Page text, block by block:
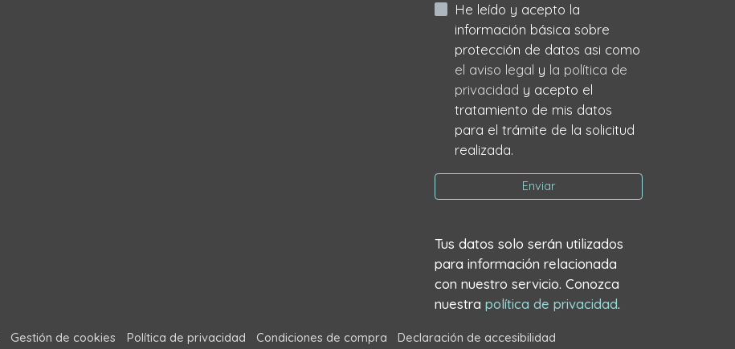
He leído y acepto la
información básica sobre
protección de datos asi como
el aviso legal y la política de
privacidad y acepto el
tratamiento de mis datos
para el trámite de la solicitud
realizada.
Enviar
Tus datos solo serán utilizados
para información relacionada
con nuestro servicio. Conozca
nuestra política de privacidad.
Gestión de cookies Política de privacidad Condiciones de compra Declaración de accesibilidad